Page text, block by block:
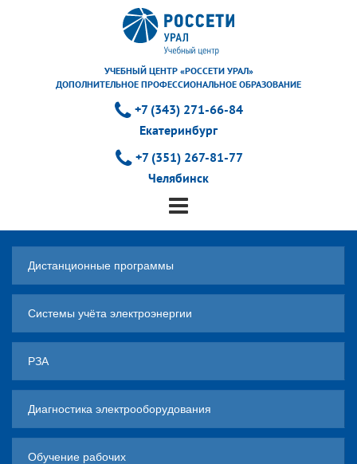
УЧЕБНЫЙ ЦЕНТР «РОССЕТИ УРАЛ»
ДОПОЛНИТЕЛЬНОЕ ПРОФЕССИОНАЛЬНОЕ ОБРАЗОВАНИЕ
+7 (343) 271-66-84
Екатеринбург
+7 (351) 267-81-77
Челябинск
Дистанционные программы
Системы учёта электроэнергии
РЗА
Диагностика электрооборудования
Обучение рабочих